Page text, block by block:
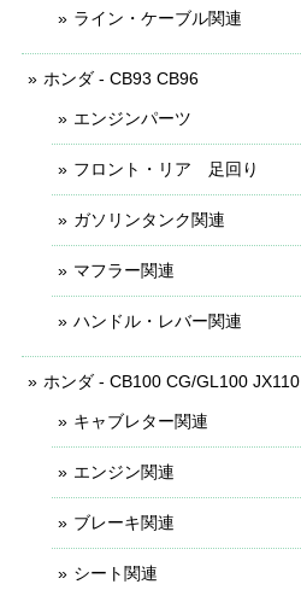
ライン・ケーブル関連
ホンダ - CB93 CB96
エンジンパーツ
フロント・リア 足回り
ガソリンタンク関連
マフラー関連
ハンドル・レバー関連
ホンダ - CB100 CG/GL100 JX110
キャブレター関連
エンジン関連
ブレーキ関連
シート関連